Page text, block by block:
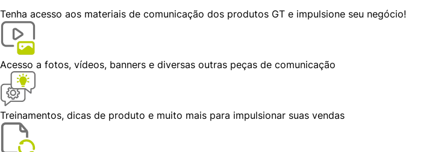
Tenha acesso aos materiais de comunicação dos produtos GT e impulsione seu negócio!
Acesso a fotos, vídeos, banners e diversas outras peças de comunicação
Treinamentos, dicas de produto e muito mais para impulsionar suas vendas